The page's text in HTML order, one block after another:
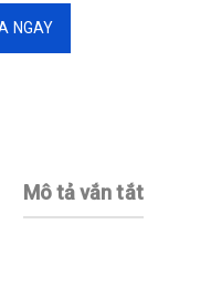
NGAY
Mô tả vắn tắt